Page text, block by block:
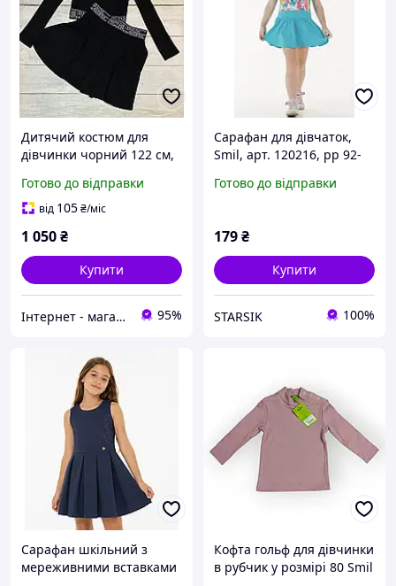
Дитячий костюм для
дівчинки чорний 122 см,
Готово до відправки
від 105₴/міс
1 050₴
Купити
Інтернет - магазин одягу та взуття Зiрочка 95%
Сарафан для дівчаток,
Smil, арт. 120216, рр 92-
Готово до відправки
179₴
Купити
STARSIK 100%
Сарафан шкільний з
мереживними вставками
Кофта гольф для дівчинки
в рубчик у розмірі 80 Smil